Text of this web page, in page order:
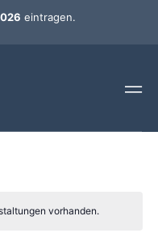
eintragen.
vorhanden.